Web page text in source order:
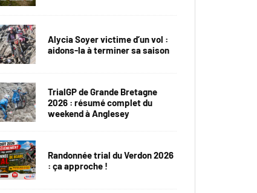
Alycia Soyer victime d’un vol :
aidons-la à terminer sa saison
TrialGP de Grande Bretagne
2026 : résumé complet du
weekend à Anglesey
Randonnée trial du Verdon 2026
: ça approche !